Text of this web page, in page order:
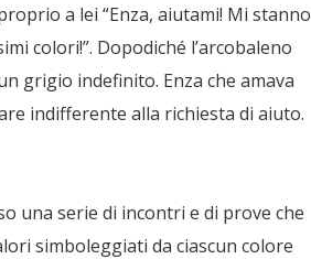
a lei “Enza, aiutami! Mi stanno
colori!”. Dopodiché l’arcobaleno
grigio indefinito. Enza che amava
indifferente alla richiesta di aiuto.
una serie di incontri e di prove che
simboleggiati da ciascun colore